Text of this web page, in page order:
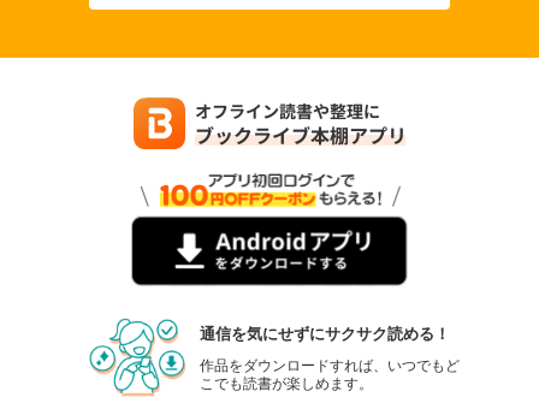
通信を気にせずにサクサク読める！
作品をダウンロードすれば、いつでもど
こでも読書が楽しめます。